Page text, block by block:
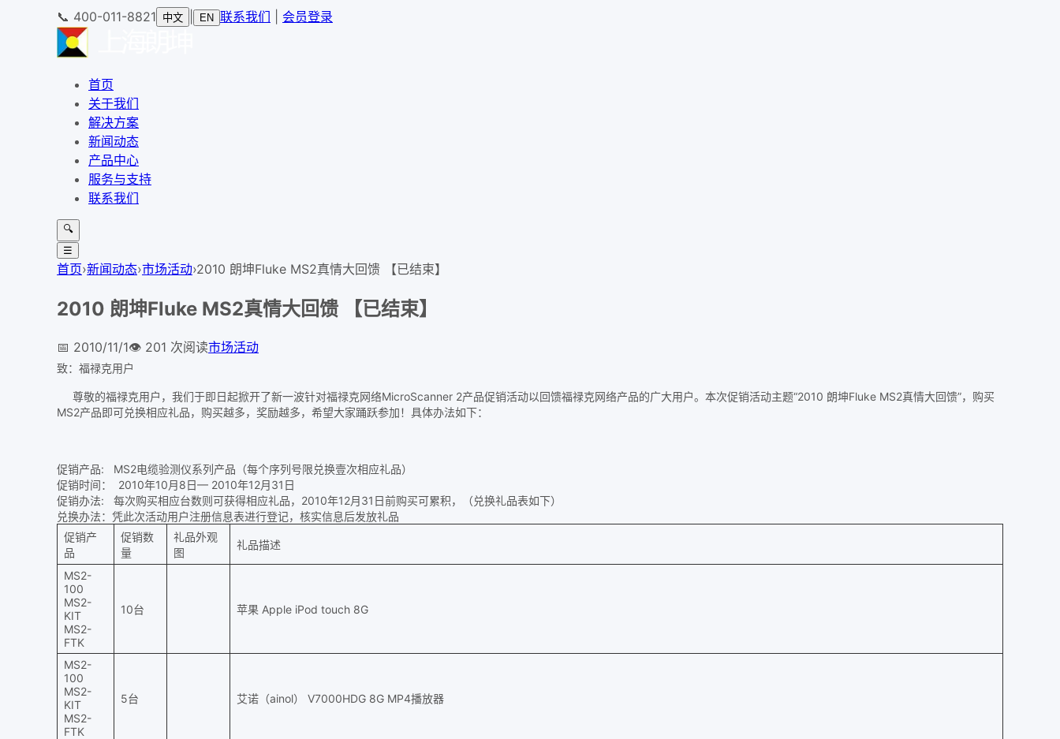
📞 400-011-8821 中文 EN 联系我们 会员登录
首页
关于我们
解决方案
新闻动态
产品中心
服务与支持
联系我们
🔍
☰
首页›新闻动态›市场活动›2010 朗坤Fluke MS2真情大回馈 【已结束】
2010 朗坤Fluke MS2真情大回馈 【已结束】
📅 2010/11/1👁️ 201 次阅读市场活动
致：福禄克用户
尊敬的福禄克用户，我们于即日起掀开了新一波针对福禄克网络MicroScanner 2产品促销活动以回馈福禄克网络产品的广大用户。本次促销活动主题“2010 朗坤Fluke MS2真情大回馈”，购买
MS2产品即可兑换相应礼品，购买越多，奖励越多，希望大家踊跃参加！具体办法如下：
促销产品: MS2电缆验测仪系列产品（每个序列号限兑换壹次相应礼品）
促销时间： 2010年10月8日— 2010年12月31日
促销办法: 每次购买相应台数则可获得相应礼品，2010年12月31日前购买可累积，（兑换礼品表如下）
兑换办法：凭此次活动用户注册信息表进行登记，核实信息后发放礼品
促销产
品
促销数
量
礼品外观
图
礼品描述
MS2-
100
MS2-
KIT
MS2-
FTK
10台 苹果 Apple iPod touch 8G
MS2-
100
MS2-
KIT
MS2-
FTK
5台 艾诺（ainol） V7000HDG 8G MP4播放器